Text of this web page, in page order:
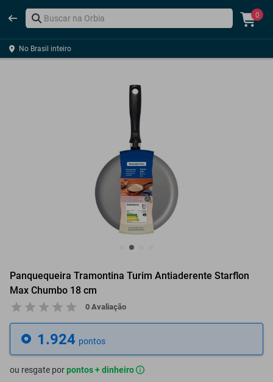
0
No Brasil inteiro
Panquequeira Tramontina Turim Antiaderente Starflon
Max Chumbo 18 cm
0 Avaliação
1.924 pontos
ou resgate porpontos + dinheiro